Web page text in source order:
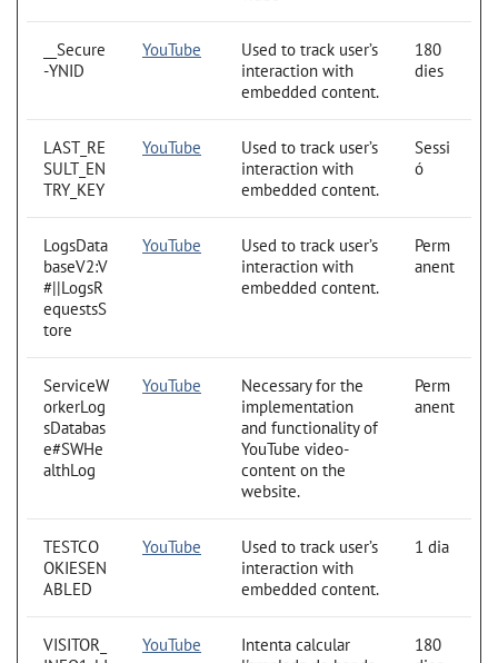
__Secure
-YNID
YouTube
Used to track user’s
interaction with
embedded content.
180
dies
LAST_RE
SULT_EN
TRY_KEY
YouTube
Used to track user’s
interaction with
embedded content.
Sessi
ó
LogsData
baseV2:V
#||LogsR
equestsS
tore
YouTube
Used to track user’s
interaction with
embedded content.
Perm
anent
ServiceW
orkerLog
sDatabas
e#SWHe
althLog
YouTube
Necessary for the
implementation
and functionality of
YouTube video-
content on the
website.
Perm
anent
TESTCO
OKIESEN
ABLED
YouTube
Used to track user’s
interaction with
embedded content.
1 dia
VISITOR_
YouTube
Intenta calcular
180